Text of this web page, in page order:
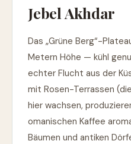
Jebel Akhdar
Das „Grüne Berg“-
Metern Höhe — kühl
echter Flucht aus der
mit Rosen-Terrassen
hier wachsen,
omanischen Kaffee
Bäumen und antiken